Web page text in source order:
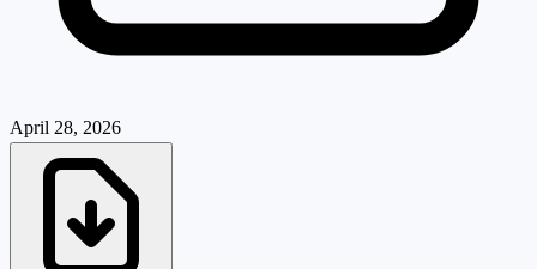
April 28, 2026